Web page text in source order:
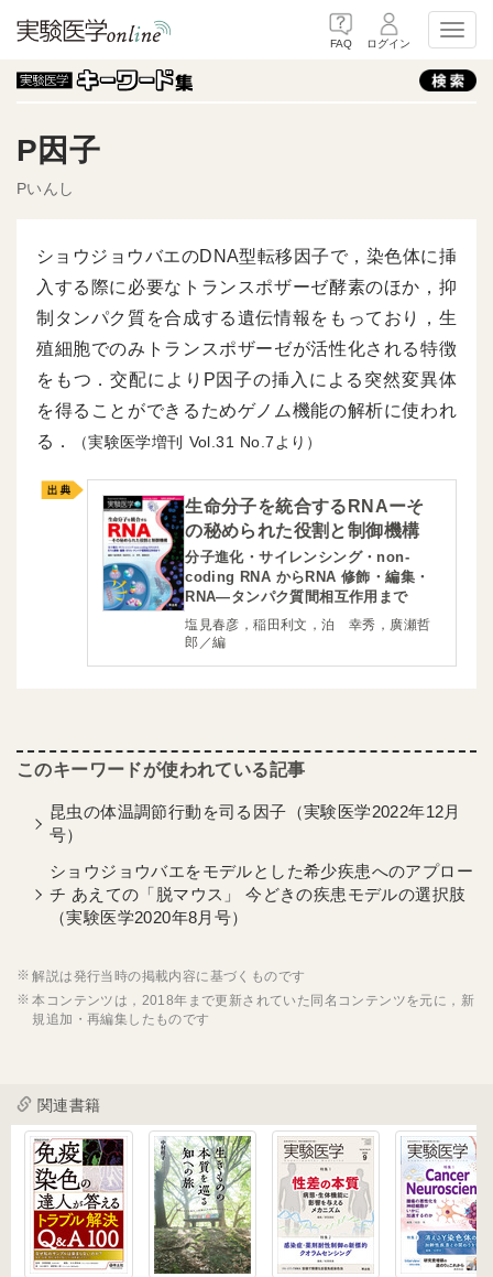
FAQ ログイン
P因子
Pいんし
ショウジョウバエのDNA型転移因子で，染色体に挿
入する際に必要なトランスポザーゼ酵素のほか，抑
制タンパク質を合成する遺伝情報をもっており，生
殖細胞でのみトランスポザーゼが活性化される特徴
をもつ．交配によりP因子の挿入による突然変異体
を得ることができるためゲノム機能の解析に使われ
る．
（実験医学増刊 31 7より）
生命分子を統合するRNAーそ
の秘められた役割と制御機構
分子進化・サイレンシング・non-
coding RNA からRNA 修飾・編集・
RNA―タンパク質間相互作用まで
塩見春彦，稲田利文，泊 幸秀，廣瀬哲
郎／編
昆虫の体温調節行動を司る因子（実験医学2022年12月
号）
ショウジョウバエをモデルとした希少疾患へのアプロー
チ あえての「脱マウス」 今どきの疾患モデルの選択肢
（実験医学2020年8月号）
解説は発行当時の掲載内容に基づくものです
本コンテンツは，2018年まで更新されていた同名コンテンツを元に，新
規追加・再編集したものです
関連書籍